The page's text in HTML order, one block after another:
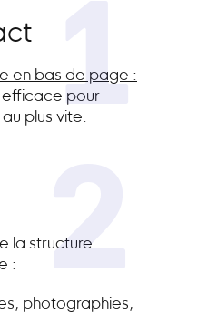
1
en bas de page :
efficace pour
plus vite.
2
la structure
:
photographies,